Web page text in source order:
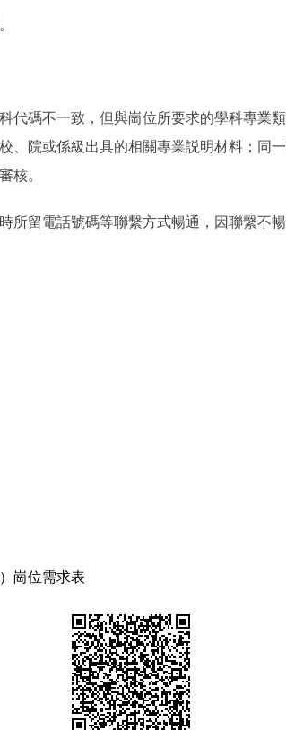
碼不一致，但與崗位所要求的學科專業
、院或係級出具的相關專業説明材料；同
核。
留電話號碼等聯繫方式暢通，因聯繫不
崗位需求表